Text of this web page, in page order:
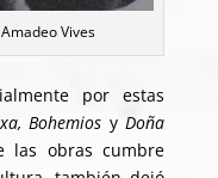
Amadeo Vives
por estas
Bohemios yDoña
las obras cumbre